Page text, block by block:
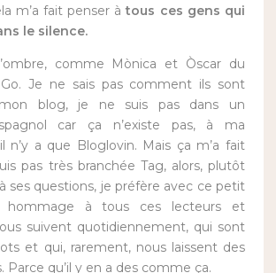
m’a fait penser à tous ces gens qui
le silence.
comme Mònica et Òscar du
. Je ne sais pas comment ils sont
blog, je ne suis pas dans un
car ça n’existe pas, à ma
n’y a que Bloglovin. Mais ça m’a fait
pas très branchée Tag, alors, plutôt
ses questions, je préfère avec ce petit
hommage à tous ces lecteurs et
suivent quotidiennement, qui sont
et qui, rarement, nous laissent des
Parce qu’il y en a des comme ça.